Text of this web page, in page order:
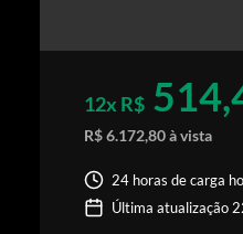
12x R$
R$ 6.172,80 à vista
24 horas de carga
Última atualização